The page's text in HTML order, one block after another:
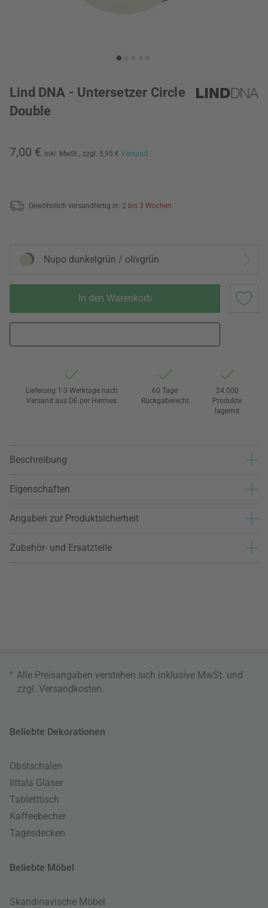
Lind DNA - Untersetzer Circle
Double
7,00 € inkl. MwSt., zzgl. 5,95 € Versand
Gewöhnlich versandfertig in: 2 bis 3 Wochen
Nupo dunkelgrün / olivgrün
In den Warenkorb
Lieferung 1-3 Werktage nach
Versand aus DE per Hermes
60 Tage
Rückgaberecht
24.000
Produkte
lagernd
Beschreibung
Eigenschaften
Angaben zur Produktsicherheit
Zubehör- und Ersatzteile
* Alle Preisangaben verstehen sich inklusive MwSt. und
zzgl. Versandkosten
Beliebte Dekorationen
Obstschalen
Iittala Gläser
Tabletttisch
Kaffeebecher
Tagesdecken
Beliebte Möbel
Skandinavische Möbel